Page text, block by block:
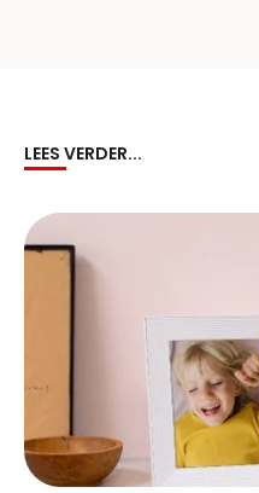
LEES VERDER...